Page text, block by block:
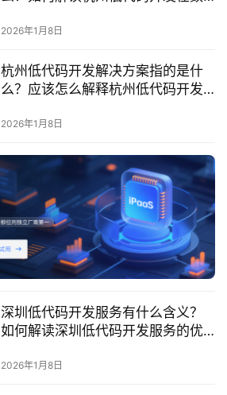
2026年1月8日
杭州低代码开发解决方案指的是什
么？应该怎么解释杭州低代码开发
2026年1月8日
深圳低代码开发服务有什么含义？
如何解读深圳低代码开发服务的优
2026年1月8日